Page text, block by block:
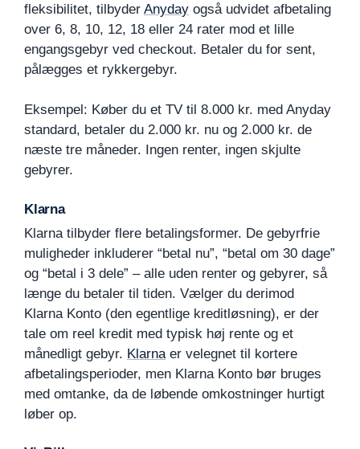
fleksibilitet, tilbyder Anyday også udvidet afbetaling
over 6, 8, 10, 12, 18 eller 24 rater mod et lille
engangsgebyr ved checkout. Betaler du for sent,
pålægges et rykkergebyr.
Eksempel: Køber du et TV til 8.000 kr. med Anyday
standard, betaler du 2.000 kr. nu og 2.000 kr. de
næste tre måneder. Ingen renter, ingen skjulte
gebyrer.
Klarna
Klarna tilbyder flere betalingsformer. De gebyrfrie
muligheder inkluderer “betal nu”, “betal om 30 dage”
og “betal i 3 dele” – alle uden renter og gebyrer, så
længe du betaler til tiden. Vælger du derimod
Klarna Konto (den egentlige kreditløsning), er der
tale om reel kredit med typisk høj rente og et
månedligt gebyr. Klarna er velegnet til kortere
afbetalingsperioder, men Klarna Konto bør bruges
med omtanke, da de løbende omkostninger hurtigt
løber op.